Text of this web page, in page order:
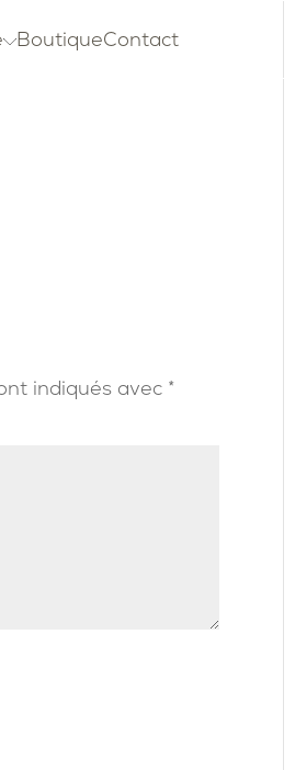
BoutiqueContact
indiqués avec *